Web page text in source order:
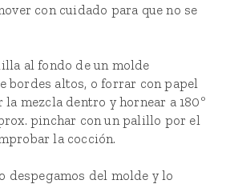
con cuidado para que no se
al fondo de un molde
bordes altos, o forrar con papel
la mezcla dentro y hornear a 180º
pinchar con un palillo por el
la cocción.
despegamos del molde y lo